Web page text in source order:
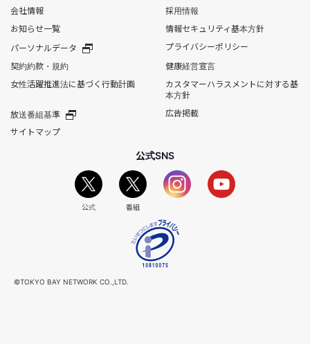
会社情報
採用情報
お知らせ一覧
情報セキュリティ基本方針
パーソナルデータ
プライバシーポリシー
契約約款・規約
健康経営宣言
女性活躍推進法に基づく行動計画
カスタマーハラスメントに対する基
本方針
放送番組基準
広告掲載
サイトマップ
公式SNS
公式 番組
©TOKYO BAY NETWORK CO.,LTD.